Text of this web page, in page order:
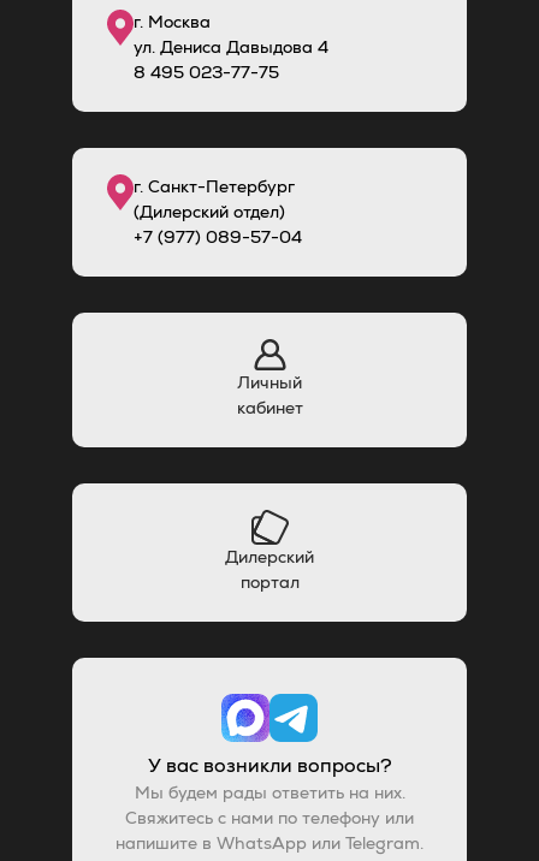
г. Москва
ул. Дениса Давыдова 4
8 495 023-77-75
г. Санкт-Петербург
(Дилерский отдел)
+7 (977) 089-57-04
Личный
кабинет
Дилерский
портал
У вас возникли вопросы?
Мы будем рады ответить на них.
Свяжитесь с нами по телефону или
напишите в WhatsApp или Telegram.